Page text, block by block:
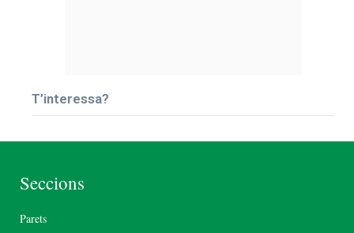
T’interessa?
Seccions
Parets